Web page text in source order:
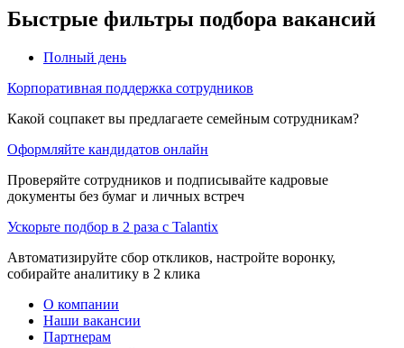
Быстрые фильтры подбора вакансий
Полный день
Корпоративная поддержка сотрудников
Какой соцпакет вы предлагаете семейным сотрудникам?
Оформляйте кандидатов онлайн
Проверяйте сотрудников и подписывайте кадровые
документы без бумаг и личных встреч
Ускорьте подбор в 2 раза с Talantix
Автоматизируйте сбор откликов, настройте воронку,
собирайте аналитику в 2 клика
О компании
Наши вакансии
Партнерам